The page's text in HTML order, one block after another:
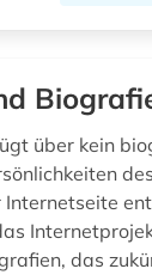
über kein
Internetseite
das